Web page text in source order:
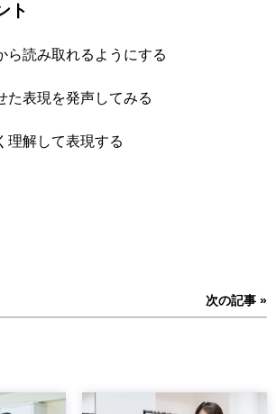
ト
ら読み取れるようにする
た表現を発声してみる
理解して表現する
次の記事 »